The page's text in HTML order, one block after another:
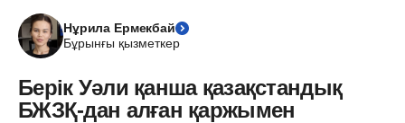
Нұрила Ермекбай
Бұрынғы қызметкер
Берік Уәли қанша қазақстандық
БЖЗҚ-дан алған қаржымен